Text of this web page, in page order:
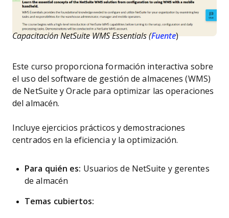
Capacitación NetSuite WMS Essentials (Fuente)
Este curso proporciona formación interactiva sobre
el uso del software de gestión de almacenes (WMS)
de NetSuite y Oracle para optimizar las operaciones
del almacén.
Incluye ejercicios prácticos y demostraciones
centrados en la eficiencia y la optimización.
Para quién es: Usuarios de NetSuite y gerentes
de almacén
Temas cubiertos: